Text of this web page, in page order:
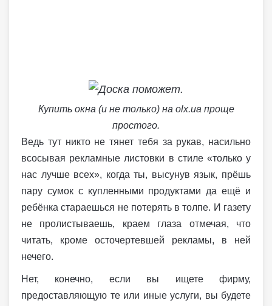
Купить окна (и не только) на olx.ua проще
простого.
Ведь тут никто не тянет тебя за рукав, насильно
всосывая рекламные листовки в стиле «только у
нас лучше всех», когда ты, высунув язык, прёшь
пару сумок с купленными продуктами да ещё и
ребёнка стараешься не потерять в толпе. И газету
не пролистываешь, краем глаза отмечая, что
читать, кроме осточертевшей рекламы, в ней
нечего.
Нет, конечно, если вы ищете фирму,
предоставляющую те или иные услуги, вы будете